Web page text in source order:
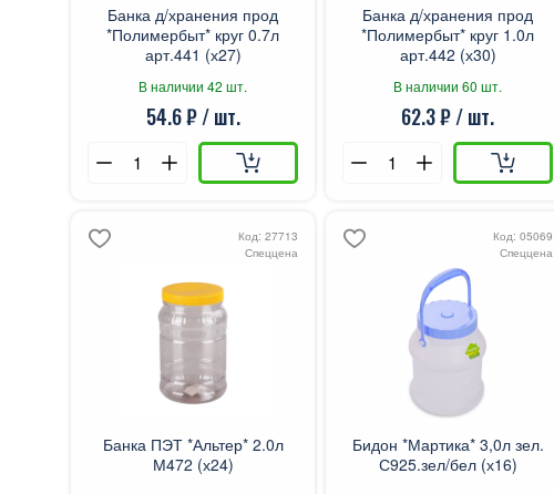
Банка д/хранения прод
*Полимербыт* круг 0.7л
арт.441 (х27)
В наличии 42 шт.
54.6 ₽ / шт.
Банка д/хранения прод
*Полимербыт* круг 1.0л
арт.442 (х30)
В наличии 60 шт.
62.3 ₽ / шт.
Код: 27713
Спеццена
Банка ПЭТ *Альтер* 2.0л
М472 (х24)
Код: 05069
Спеццена
Бидон *Мартика* 3,0л зел.
С925.зел/бел (х16)